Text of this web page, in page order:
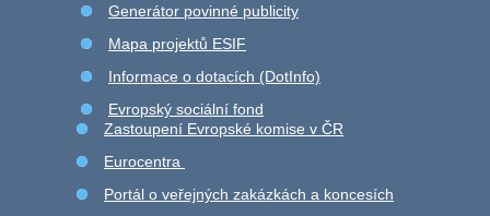
Generátor povinné publicity
Mapa projektů ESIF
Informace o dotacích (DotInfo)
Evropský sociální fond
Zastoupení Evropské komise v ČR
Eurocentra
Portál o veřejných zakázkách a koncesích